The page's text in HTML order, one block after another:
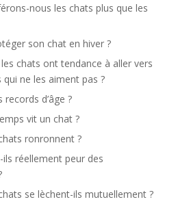
nous les chats plus que les
son chat en hiver ?
chats ont tendance à aller vers
qui ne les aiment pas ?
d’âge ?
vit un chat ?
ronronnent ?
réellement peur des
se lèchent-ils mutuellement ?